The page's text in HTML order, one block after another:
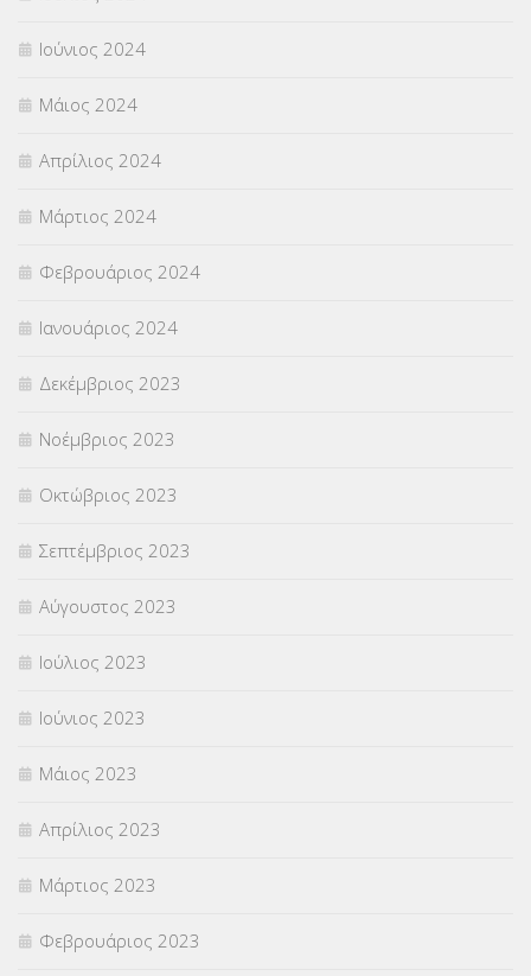
Ιούνιος 2024
Μάιος 2024
Απρίλιος 2024
Μάρτιος 2024
Φεβρουάριος 2024
Ιανουάριος 2024
Δεκέμβριος 2023
Νοέμβριος 2023
Οκτώβριος 2023
Σεπτέμβριος 2023
Αύγουστος 2023
Ιούλιος 2023
Ιούνιος 2023
Μάιος 2023
Απρίλιος 2023
Μάρτιος 2023
Φεβρουάριος 2023